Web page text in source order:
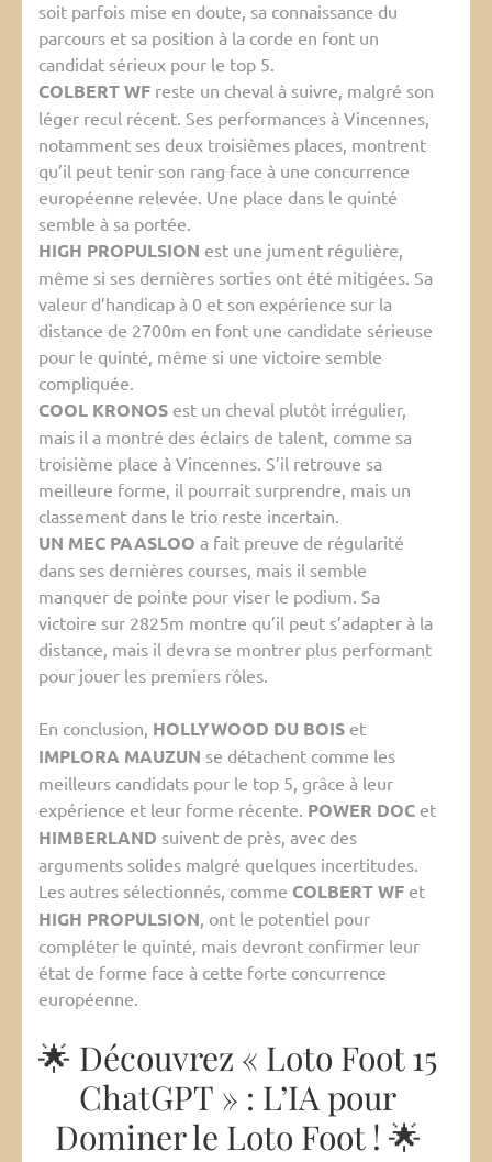
soit parfois mise en doute, sa connaissance du
parcours et sa position à la corde en font un
candidat sérieux pour le top 5.
COLBERT WF reste un cheval à suivre, malgré son
léger recul récent. Ses performances à Vincennes,
notamment ses deux troisièmes places, montrent
qu’il peut tenir son rang face à une concurrence
européenne relevée. Une place dans le quinté
semble à sa portée.
HIGH PROPULSION est une jument régulière,
même si ses dernières sorties ont été mitigées. Sa
valeur d’handicap à 0 et son expérience sur la
distance de 2700m en font une candidate sérieuse
pour le quinté, même si une victoire semble
compliquée.
COOL KRONOS est un cheval plutôt irrégulier,
mais il a montré des éclairs de talent, comme sa
troisième place à Vincennes. S’il retrouve sa
meilleure forme, il pourrait surprendre, mais un
classement dans le trio reste incertain.
UN MEC PAASLOO a fait preuve de régularité
dans ses dernières courses, mais il semble
manquer de pointe pour viser le podium. Sa
victoire sur 2825m montre qu’il peut s’adapter à la
distance, mais il devra se montrer plus performant
pour jouer les premiers rôles.
En conclusion, HOLLYWOOD DU BOIS et
IMPLORA MAUZUN se détachent comme les
meilleurs candidats pour le top 5, grâce à leur
expérience et leur forme récente. POWER DOC et
HIMBERLAND suivent de près, avec des
arguments solides malgré quelques incertitudes.
Les autres sélectionnés, comme COLBERT WF et
HIGH PROPULSION, ont le potentiel pour
compléter le quinté, mais devront confirmer leur
état de forme face à cette forte concurrence
européenne.
🌟 Découvrez « Loto Foot 15
ChatGPT » : L’IA pour
Dominer le Loto Foot ! 🌟